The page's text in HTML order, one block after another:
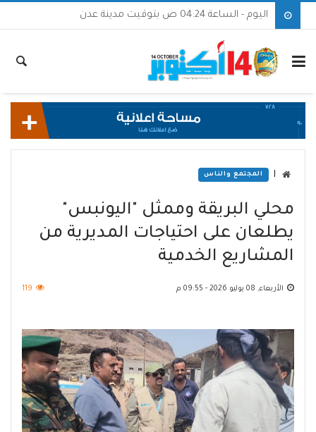
اليوم - الساعة 04:24 ص بتوقيت مدينة عدن
المجتمع والناس
محلي البريقة وممثل "اليونبس"
يطلعان على احتياجات المديرية من
المشاريع الخدمية
الأربعاء, 08 يوليو 2026 - 09:55 م 119